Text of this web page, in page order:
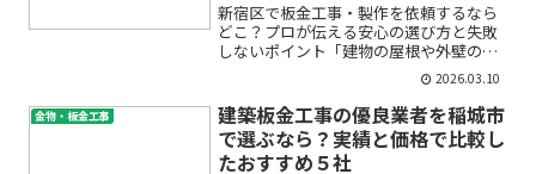
新宿区で板金工事・製作を依頼するなら
どこ？プロが伝える安心の選び方と失敗
しないポイント「建物の屋根や外壁の老
朽化が気になる」「雨樋の不具合や金属
部分のサビをどうにかしたい」「オーダ
ーでステンレス板金や軽天製作を依頼し
たい」――そんなお悩みで...
2026.03.10
金物・板金工事
建築板金工事の優良業者を稲城市
で選ぶなら？実績と価格で比較し
たおすすめ５社